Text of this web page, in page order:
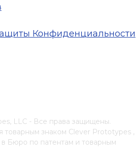
Конфиденциальности
LLC - Все права защищены.
товарным знаком Clever Prototypes ,
в Бюро по патентам и товарным